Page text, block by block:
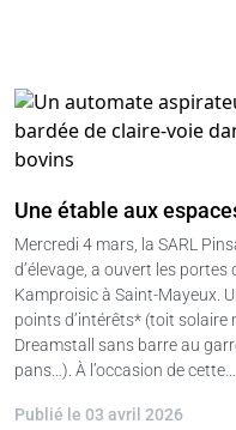
Une étable aux
Mercredi 4 mars, la SARL
d’élevage, a ouvert les
Kamproisic à Saint-Mayeux.
points d’intérêts* (toit
Dreamstall sans barre au
pans…). À l’occasion de cette…
Publié le 03 avril 2026